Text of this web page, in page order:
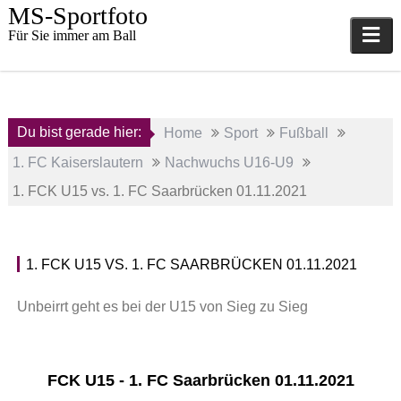
Skip
toMS-Sportfoto
Für Sie immer am Ball
Du bist gerade hier: Home Sport
Fußball
1. FC Kaiserslautern
Nachwuchs U16-U9
1. FCK U15 vs. 1. FC Saarbrücken 01.11.2021
November
i
N
c
c
1. FCK U15 VS. 1. FC SAARBRÜCKEN 01.11.2021
Unbeirrt geht es bei der U15 von Sieg zu Sieg
FCK U15 - 1. FC Saarbrücken 01.11.2021